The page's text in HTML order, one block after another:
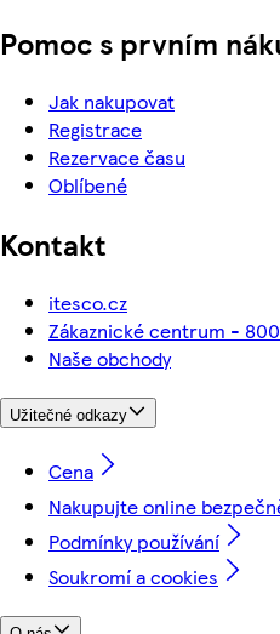
Pomoc s prvním
Jak nakupovat
Registrace
Rezervace času
Oblíbené
Kontakt
itesco.cz
Zákaznické centrum -
Naše obchody
Užitečné odkazy
Cena
Nakupujte online
Podmínky používání
Soukromí a cookies